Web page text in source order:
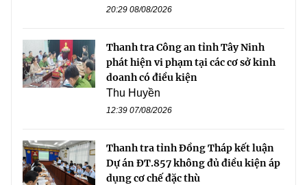
20:29 08/08/2026
Thanh tra Công an tỉnh Tây Ninh
phát hiện vi phạm tại các cơ sở kinh
doanh có điều kiện
Thu Huyền
12:39 07/08/2026
Thanh tra tỉnh Đồng Tháp kết luận
Dự án ĐT.857 không đủ điều kiện áp
dụng cơ chế đặc thù